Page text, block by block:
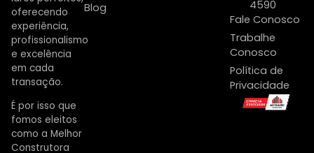
oferecendo
experiência,
profissionalismo
e excelência
em cada
transação.
É por isso que
fomos eleitos
como a Melhor
Construtora
Blog
4590
Fale Conosco
Trabalhe
Conosco
Política de
Privacidade